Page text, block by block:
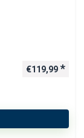
€119,99